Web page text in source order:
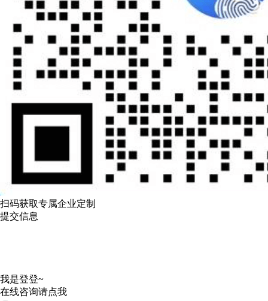
扫码获取专属企业定制
提交信息
我是登登~
在线咨询请点我